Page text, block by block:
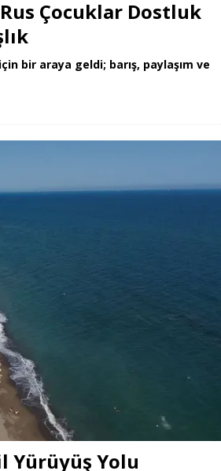
Çocuklar Dostluk
bir araya geldi; barış, paylaşım ve
Yürüyüş Yolu